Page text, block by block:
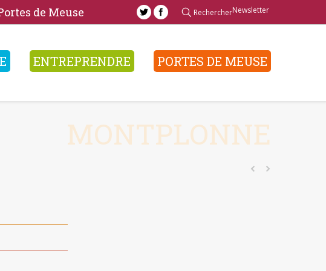
de Meuse RechercherNewsletter
ENTREPRENDRE PORTES DE MEUSE
MONTPLONNE